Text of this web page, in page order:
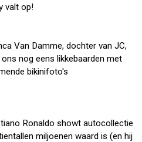
valt op!
Van Damme, dochter van JC,
nog eens likkebaarden met
bikinifoto's
Ronaldo showt autocollectie
miljoenen waard is (en hij